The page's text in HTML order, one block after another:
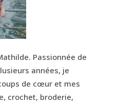
Passionnée de
années, je
de cœur et mes
crochet, broderie,